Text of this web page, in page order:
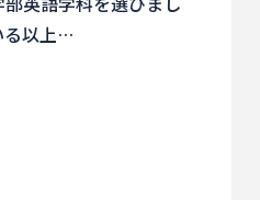
る以上…